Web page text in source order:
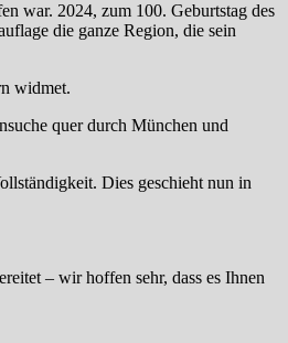
war. 2024, zum 100. Geburtstag des
die ganze Region, die sein
widmet.
quer durch München und
Dies geschieht nun in
– wir hoffen sehr, dass es Ihnen